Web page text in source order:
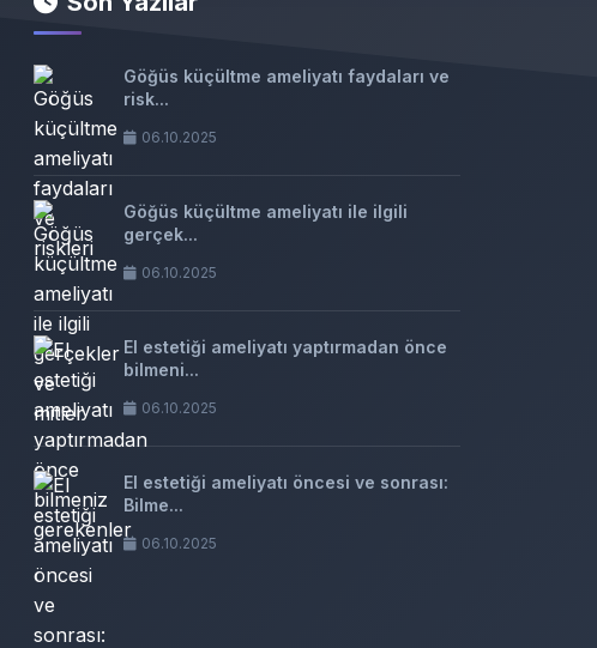
Göğüs küçültme ameliyatı faydaları ve
risk...
06.10.2025
Göğüs küçültme ameliyatı ile ilgili
gerçek...
06.10.2025
El estetiği ameliyatı yaptırmadan önce
bilmeni...
06.10.2025
El estetiği ameliyatı öncesi ve sonrası:
Bilme...
06.10.2025